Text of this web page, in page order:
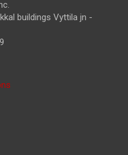
buildings Vyttila jn -